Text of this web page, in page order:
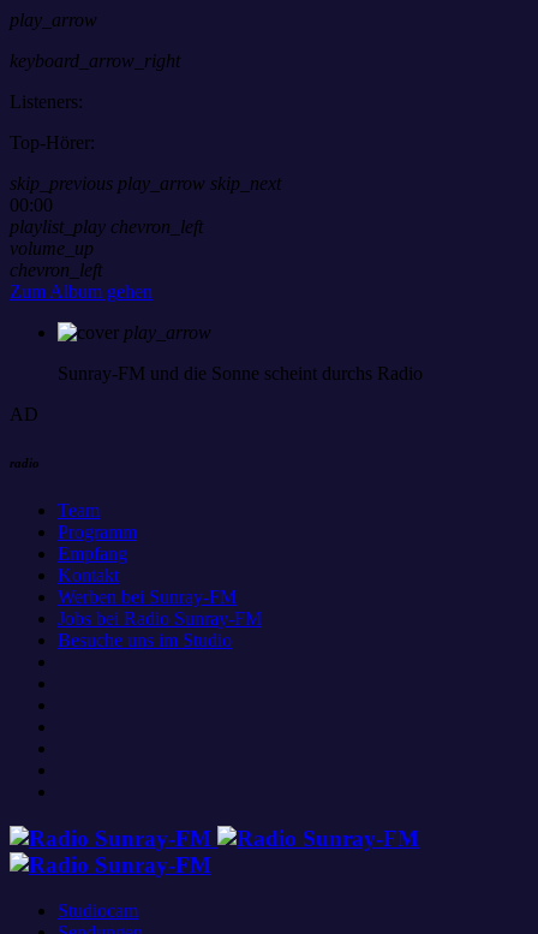
play_arrow
keyboard_arrow_right
Listeners:
Top-Hörer:
skip_previous play_arrow skip_next
00:00
playlist_play chevron_left
volume_up
chevron_left
Zum Album gehen
play_arrow
Sunray-FM und die Sonne scheint durchs Radio
AD
radio
Team
Programm
Empfang
Kontakt
Werben bei Sunray-FM
Jobs bei Radio Sunray-FM
Besuche uns im Studio
Studiocam